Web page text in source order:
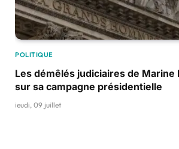
POLITIQUE
Les démêlés judiciaires de Marine
sur sa campagne présidentielle
jeudi, 09 juillet